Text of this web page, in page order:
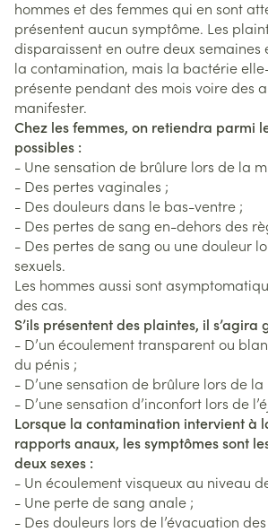
hommes et des femmes qui en sont
présentent aucun symptôme. Les
disparaissent en outre deux semaines
la contamination, mais la bactérie
présente pendant des mois voire des
manifester.
Chez les femmes, on retiendra parmi
possibles :
- Une sensation de brûlure lors de la
- Des pertes vaginales ;
- Des douleurs dans le bas-ventre ;
- Des pertes de sang en-dehors des
- Des pertes de sang ou une douleur
sexuels.
Les hommes aussi sont
des cas.
S’ils présentent des plaintes, il s’agira
- D’un écoulement transparent ou
du pénis ;
- D’une sensation de brûlure lors de la
- D’une sensation d’inconfort lors de
Lorsque la contamination intervient à
rapports anaux, les symptômes sont
deux sexes :
- Un écoulement visqueux au niveau
- Une perte de sang anale ;
- Des douleurs lors de l’évacuation